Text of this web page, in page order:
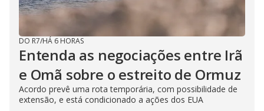
DO R7/HÁ 6 HORAS
Entenda as negociações entre Irã
e Omã sobre o estreito de Ormuz
Acordo prevê uma rota temporária, com possibilidade de
extensão, e está condicionado a ações dos EUA